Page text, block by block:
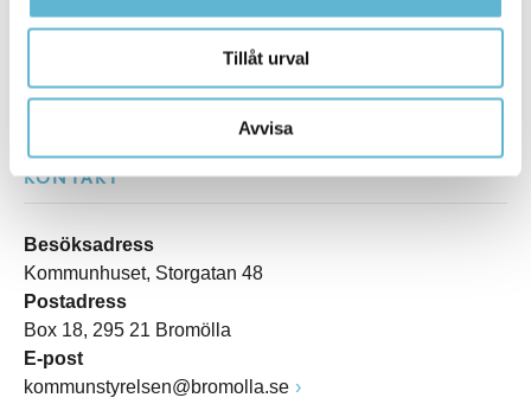
Tillåt urval
Avvisa
KONTAKT
Besöksadress
Kommunhuset, Storgatan 48
Postadress
Box 18, 295 21 Bromölla
E-post
kommunstyrelsen@bromolla.se